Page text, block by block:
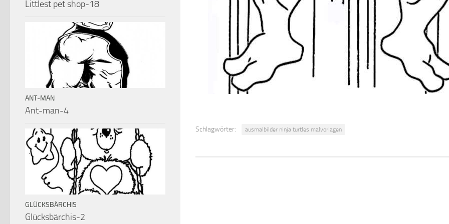
Schlagwörter: ausmalbilder ninja turtles malvorlagen
Littlest pet shop-18
ANT-MAN
Ant-man-4
GLÜCKSBÄRCHIS
Glücksbärchis-2